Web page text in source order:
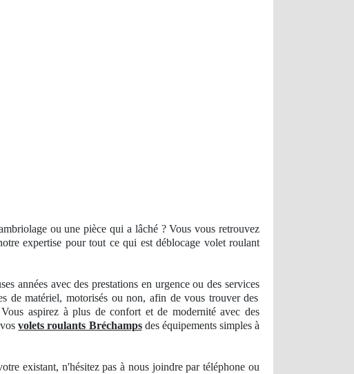
ou une pièce qui a lâché ? Vous vous retrouvez
expertise pour tout ce qui est déblocage volet roulant
années avec des prestations en urgence ou des services
de matériel, motorisés ou non, afin de vous trouver des
aspirez à plus de confort et de modernité avec des
vosvolets roulants Bréchampsdes équipements simples à
existant, n'hésitez pas à nous joindre par téléphone ou